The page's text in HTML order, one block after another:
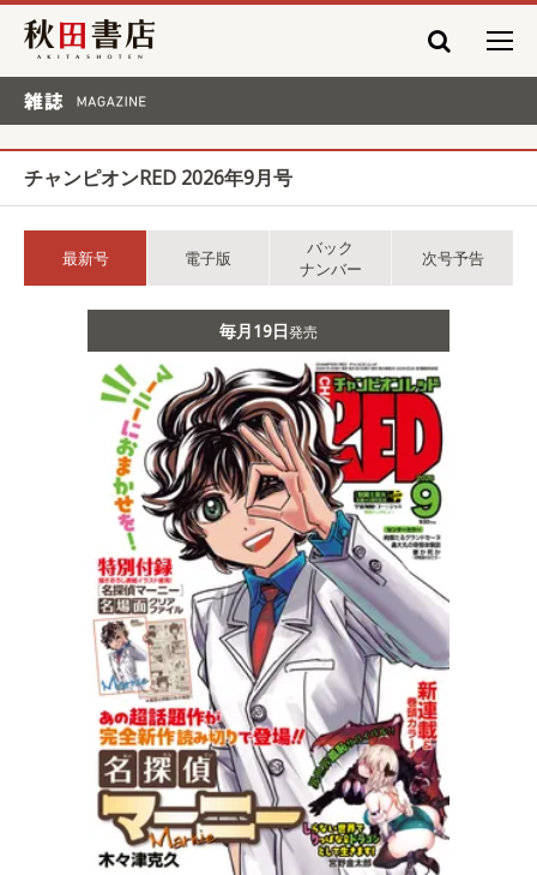
秋田書店
チャンピオンRED 2026年9月号
最新号 電子版
バック
ナンバー
次号予告
毎月19日発売